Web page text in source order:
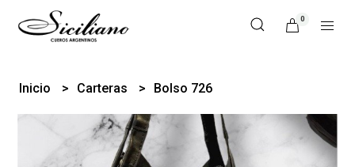
0
Inicio Carteras Bolso 726